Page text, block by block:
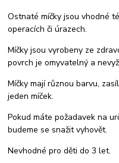
Ostnaté míčky jsou vhodné
operacích či úrazech.
Míčky jsou vyrobeny ze
povrch je omyvatelný a
Míčky mají různou barvu,
jeden míček.
Pokud máte požadavek na
budeme se snažit vyhovět.
Nevhodné pro děti do 3 let.